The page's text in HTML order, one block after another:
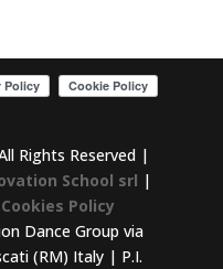
Rights Reserved |
School srl |
Policy
Dance Group via
(RM) Italy | P.I.